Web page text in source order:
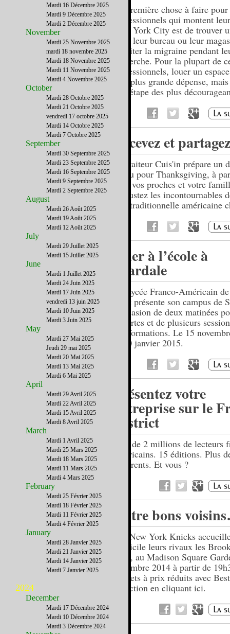
La première chose à faire
professionnels qui montent
New York City est de trouver
pour leur bureau ou leur
d’éviter la migraine pendant
recherche. Pour la plupart de
professionnels, louer un
leur plus grande dépense,
une étape des plus
Recevez et partagez
Le traiteur Cuis'in prépare un
menu pour Thanksgiving, à
avec vos proches et votre
Dégustez les incontournables
fête traditionnelle américaine
Aller à l’école à
Scardale
Le Lycée Franco-Américain
York présente son campus de
l’occasion de deux matinées
ouvertes et de plusieurs
d’informations. Le 15
le 10 janvier 2015.
Présentez votre
entreprise sur le
District
Près de 2 millions de lecteurs
américains. 15 éditions. Plus
adhérents. Et vous ?
Entre bons
Les New York Knicks
domicile leurs rivaux les
Nets, au Madison Square
décembre 2014 à partir de
Tickets à prix réduits avec
Selection en cliquant ici.
Mardi 16 Décembre 2025
Mardi 9 Décembre 2025
Mardi 2 Décembre 2025
November
Mardi 25 Novembre 2025
mardi 18 novembre 2025
Mardi 18 Novembre 2025
Mardi 11 Novembre 2025
Mardi 4 Novembre 2025
October
Mardi 28 Octobre 2025
Mardi 21 Octobre 2025
vendredi 17 octobre 2025
Mardi 14 Octobre 2025
Mardi 7 Octobre 2025
September
Mardi 30 Septembre 2025
Mardi 23 Septembre 2025
Mardi 16 Septembre 2025
Mardi 9 Septembre 2025
Mardi 2 Septembre 2025
August
Mardi 26 Août 2025
Mardi 19 Août 2025
Mardi 12 Août 2025
July
Mardi 29 Juillet 2025
Mardi 15 Juillet 2025
June
Mardi 1 Juillet 2025
Mardi 24 Juin 2025
Mardi 17 Juin 2025
vendredi 13 juin 2025
Mardi 10 Juin 2025
Mardi 3 Juin 2025
May
Mardi 27 Mai 2025
Jeudi 29 mai 2025
Mardi 20 Mai 2025
Mardi 13 Mai 2025
Mardi 6 Mai 2025
April
Mardi 29 Avril 2025
Mardi 22 Avril 2025
Mardi 15 Avril 2025
Mardi 8 Avril 2025
March
Mardi 1 Avril 2025
Mardi 25 Mars 2025
Mardi 18 Mars 2025
Mardi 11 Mars 2025
Mardi 4 Mars 2025
February
Mardi 25 Février 2025
Mardi 18 Février 2025
Mardi 11 Février 2025
Mardi 4 Février 2025
January
Mardi 28 Janvier 2025
Mardi 21 Janvier 2025
Mardi 14 Janvier 2025
Mardi 7 Janvier 2025
2024
December
Mardi 17 Décembre 2024
Mardi 10 Décembre 2024
Mardi 3 Décembre 2024